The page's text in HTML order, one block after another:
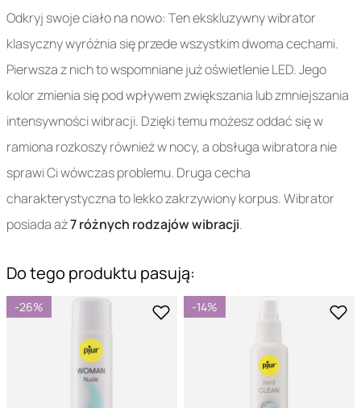
Odkryj swoje ciało na nowo: Ten ekskluzywny wibrator
klasyczny wyróżnia się przede wszystkim dwoma cechami.
Pierwsza z nich to wspomniane już oświetlenie LED. Jego
kolor zmienia się pod wpływem zwiększania lub zmniejszania
intensywności wibracji. Dzięki temu możesz oddać się w
ramiona rozkoszy również w nocy, a obsługa wibratora nie
sprawi Ci wówczas problemu. Druga cecha
charakterystyczna to lekko zakrzywiony korpus. Wibrator
posiada aż7 różnych rodzajów wibracji.
Do tego produktu pasują:
-26% -14%